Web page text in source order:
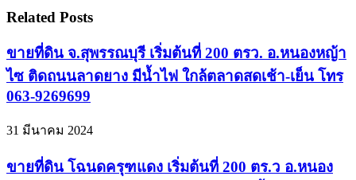
Related Posts
ขายที่ดิน จ.สุพรรณบุรี เริ่มต้นที่ 200 ตรว. อ.หนองหญ้า
ไซ ติดถนนลาดยาง มีน้ำไฟ ใกล้ตลาดสดเช้า-เย็น โทร
063-9269699
31 มีนาคม 2024
ขายที่ดิน โฉนดครุฑแดง เริ่มต้นที่ 200 ตร.ว อ.หนอง